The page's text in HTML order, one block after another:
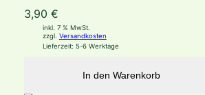
3,90 €
inkl. 7 % MwSt.
zzgl. Versandkosten
Lieferzeit: 5-6 Werktage
In den Warenkorb